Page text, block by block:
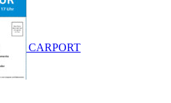
– CARPORT